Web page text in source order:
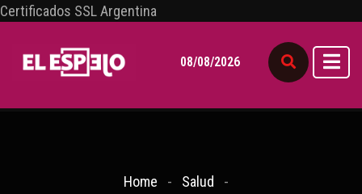
Certificados SSL Argentina
08/08/2026
Home
Salud